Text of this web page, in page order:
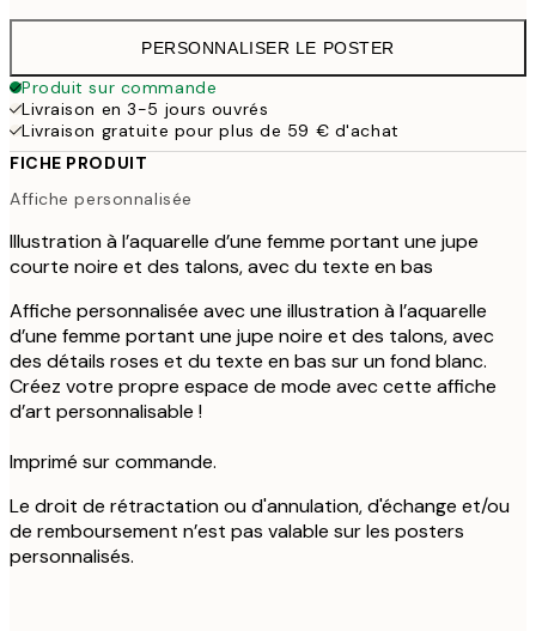
PERSONNALISER LE POSTER
Produit sur commande
Livraison en 3-5 jours ouvrés
Livraison gratuite pour plus de 59 € d'achat
FICHE PRODUIT
Affiche personnalisée
Illustration à l’aquarelle d’une femme portant une jupe
courte noire et des talons, avec du texte en bas
Affiche personnalisée avec une illustration à l’aquarelle
d’une femme portant une jupe noire et des talons, avec
des détails roses et du texte en bas sur un fond blanc.
Créez votre propre espace de mode avec cette affiche
d’art personnalisable !
Imprimé sur commande.
Le droit de rétractation ou d'annulation, d'échange et/ou
de remboursement n’est pas valable sur les posters
personnalisés.